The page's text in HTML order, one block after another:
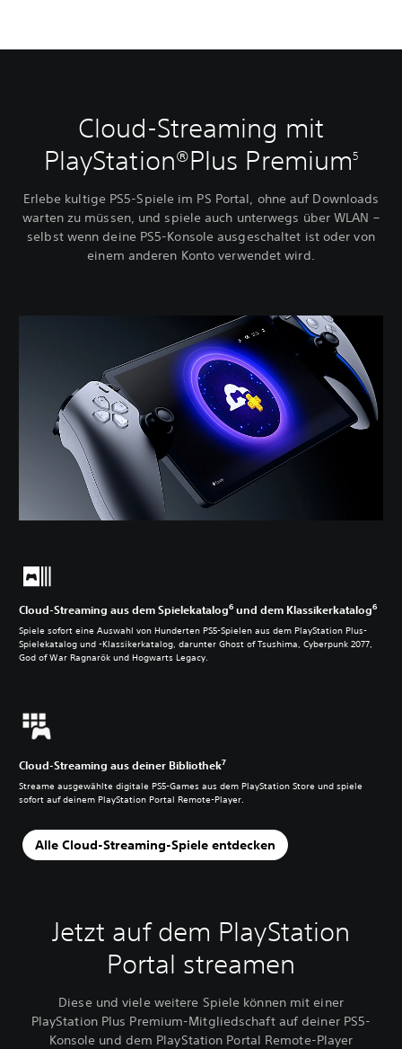
Cloud-Streaming mit
PlayStation®Plus Premium5
Erlebe kultige PS5-Spiele im PS Portal, ohne auf Downloads
warten zu müssen, und spiele auch unterwegs über WLAN –
selbst wenn deine PS5-Konsole ausgeschaltet ist oder von
einem anderen Konto verwendet wird.
Cloud-Streaming aus dem Spielekatalog6 und dem Klassikerkatalog6
Spiele sofort eine Auswahl von Hunderten PS5-Spielen aus dem PlayStation Plus-
Spielekatalog und -Klassikerkatalog, darunter Ghost of Tsushima, Cyberpunk 2077,
God of War Ragnarök und Hogwarts Legacy.
Cloud-Streaming aus deiner Bibliothek7
Streame ausgewählte digitale PS5-Games aus dem PlayStation Store und spiele
sofort auf deinem PlayStation Portal Remote-Player.
Alle Cloud-Streaming-Spiele entdecken
Jetzt auf dem PlayStation
Portal streamen
Diese und viele weitere Spiele können mit einer
PlayStation Plus Premium-Mitgliedschaft auf deiner PS5-
Konsole und dem PlayStation Portal Remote-Player